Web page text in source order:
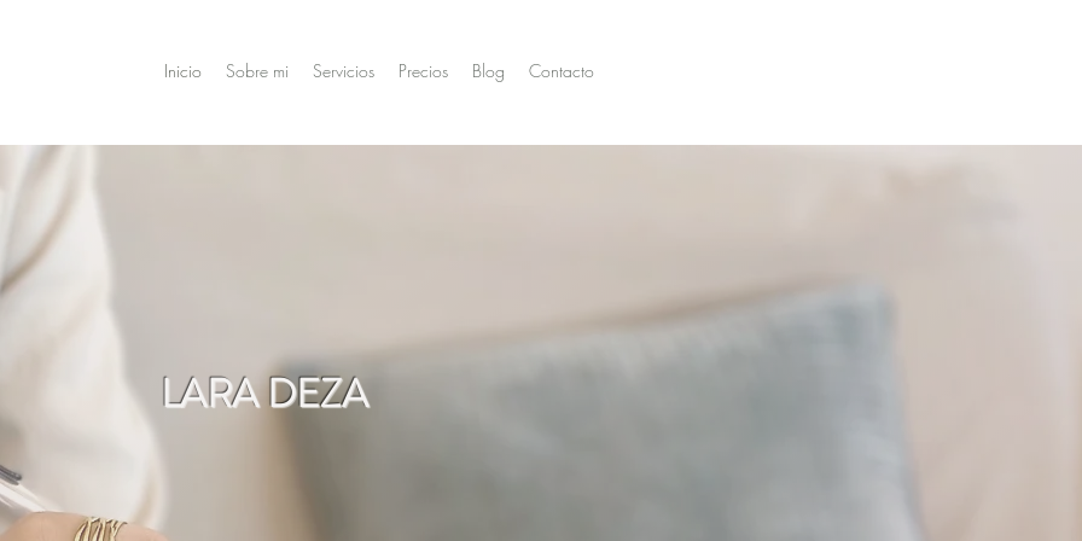
Inicio Sobre mi Servicios Precios Blog Contacto
LARA DEZA